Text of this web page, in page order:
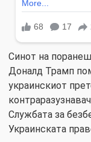
Синот на
Доналд Трамп
украинскиот
Службата за
Украинската